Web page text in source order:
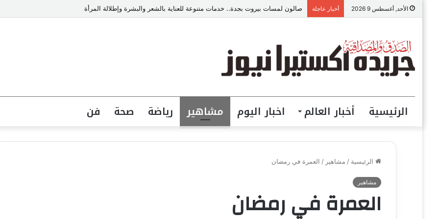
الأحد, أغسطس 9 2026 أخبار عاجلة صالون لمسات بيروت بجدة.. خدمات متنوعة للعناية بالشعر والبشرة وإطلالة المرأة
الرئيسية أخبار العالم اخبار اليوم مشاهير رياضة صحة فن
الرئيسية / مشاهير / العمرة في رمضان
مشاهير
العمرة في رمضان